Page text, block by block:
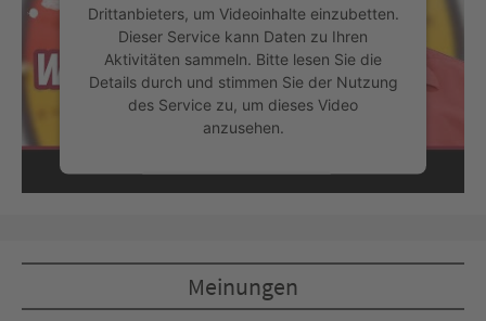
Drittanbieters, um Videoinhalte einzubetten.
Dieser Service kann Daten zu Ihren
Aktivitäten sammeln. Bitte lesen Sie die
Details durch und stimmen Sie der Nutzung
des Service zu, um dieses Video
anzusehen.
Mehr Informationen
powered byUsercentrics Consent
Management Platform&eRecht24
Meinungen